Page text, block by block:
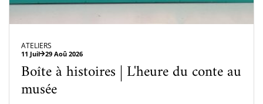
ATELIERS
11 Juil 29 Aoû 2026
Boîte à histoires | L'heure du conte au
musée